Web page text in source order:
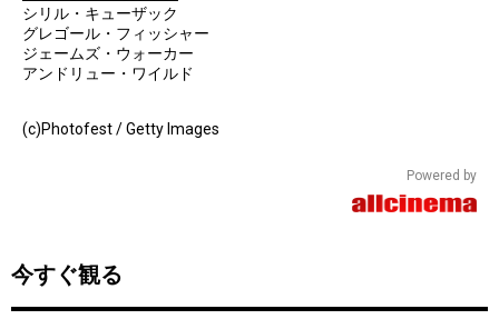
シリル・キューザック
グレゴール・フィッシャー
ジェームズ・ウォーカー
アンドリュー・ワイルド
(c)Photofest / Getty Images
Powered by
今すぐ観る